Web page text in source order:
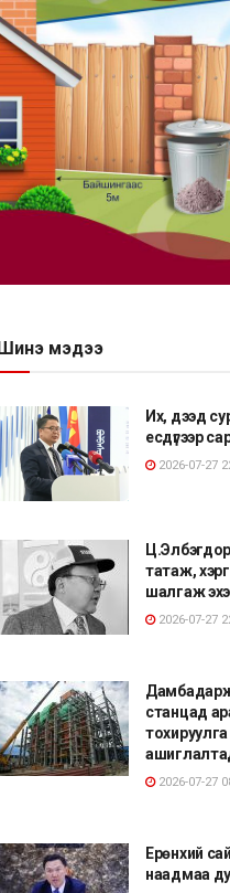
мэдээ
Их, дээд
есдүгээр
2026-07-27
татаж,
шалгаж
2026-07-27
станцад
2026-07-27
Ерөнхий
наадмаа